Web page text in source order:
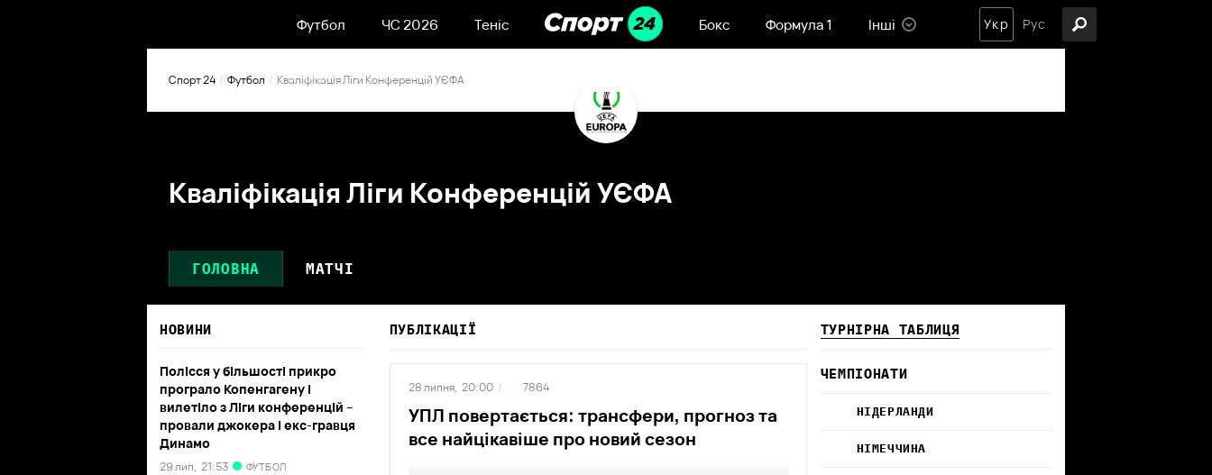
Футбол ЧС 2026 Теніс Бокс Формула 1 Інші Укр Рус
Спорт 24 Футбол Кваліфікація Ліги Конференцій УЄФА
Кваліфікація Ліги Конференцій УЄФА
ГОЛОВНА МАТЧІ
НОВИНИ
Полісся у більшості прикро
програло Копенгагену і
вилетіло з Ліги конференцій –
провали джокера і екс-гравця
Динамо
29 лип, 21:53 ФУТБОЛ
ПУБЛІКАЦІЇ
УПЛ повертається: трансфери, прогноз та
все найцікавіше про новий сезон
28 липня, 20:00 / 7864
ТУРНІРНА ТАБЛИЦЯ
ЧЕМПІОНАТИ
НІДЕРЛАНДИ
НІМЕЧЧИНА